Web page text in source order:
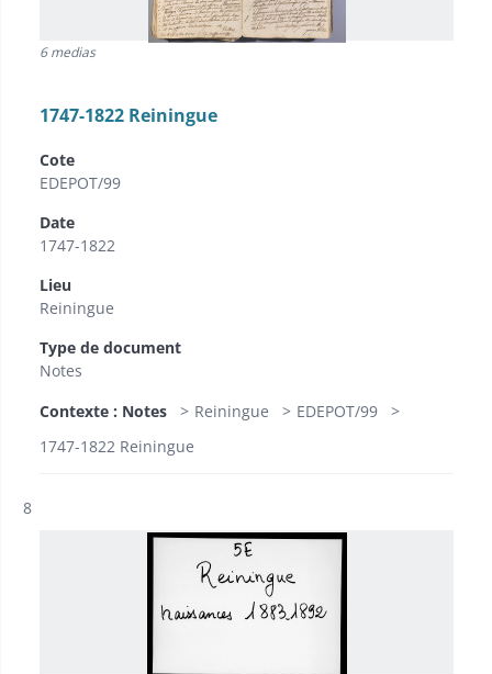
6 medias
1747-1822 Reiningue
Cote
EDEPOT/99
Date
1747-1822
Lieu
Reiningue
Type de document
Notes
Contexte : Notes
Reiningue
EDEPOT/99
1747-1822 Reiningue
Résultat n°
8